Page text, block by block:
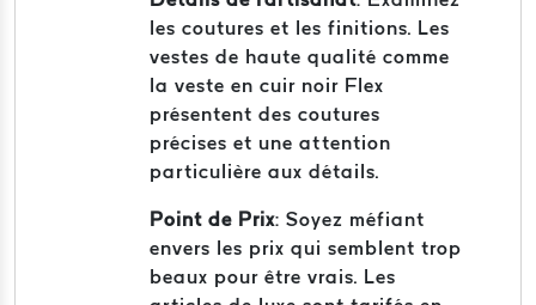
les coutures et les finitions. Les
vestes de haute qualité comme
la veste en cuir noir Flex
présentent des coutures
précises et une attention
particulière aux détails.
Point de Prix: Soyez méfiant
envers les prix qui semblent trop
beaux pour être vrais. Les